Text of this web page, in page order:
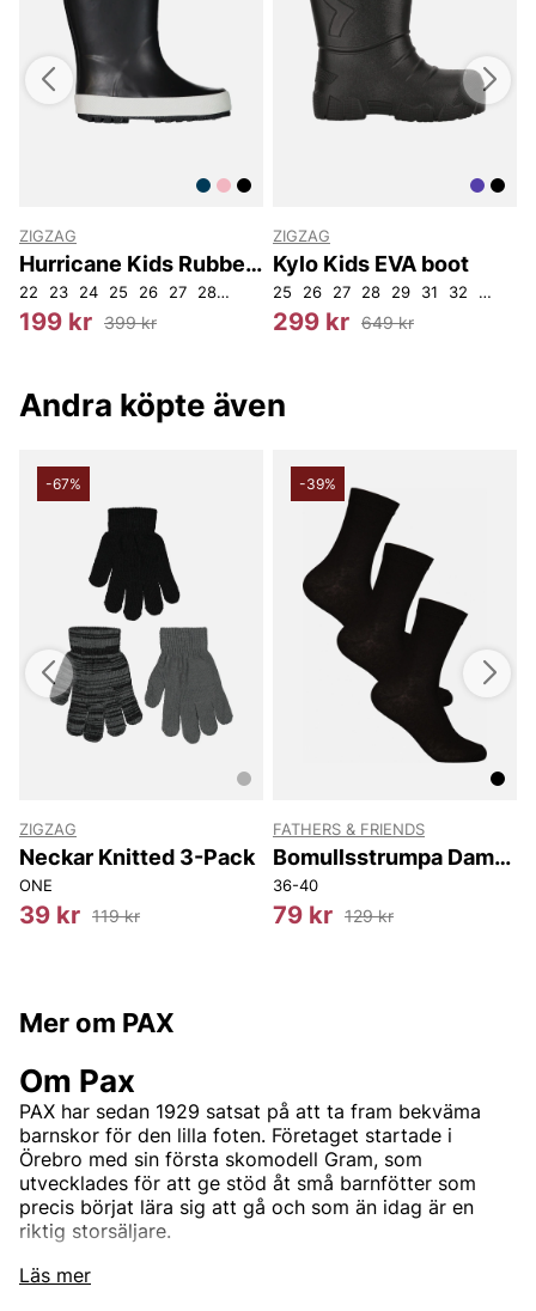
ZIGZAG
Hurricane Kids Rubber
Boot
22 23 24 25 26 27 28 29 30 31 33 34
199 kr 399 kr
ZIGZAG
Kylo Kids EVA boot
25 26 27 28 29 31 32 33
299 kr 649 kr
Andra köpte även
-67%
ZIGZAG
Neckar Knitted 3-Pack
ONE
39 kr 119 kr
-39%
FATHERS & FRIENDS
Bomullsstrumpa Dam
3-p
36-40
79 kr 129 kr
Mer om PAX
Läs mer
Om Pax
PAX har sedan 1929 satsat på att ta fram bekväma
barnskor för den lilla foten. Företaget startade i
Örebro med sin första skomodell Gram, som
utvecklades för att ge stöd åt små barnfötter som
precis börjat lära sig att gå och som än idag är en
riktig storsäljare.
Hållbarhet